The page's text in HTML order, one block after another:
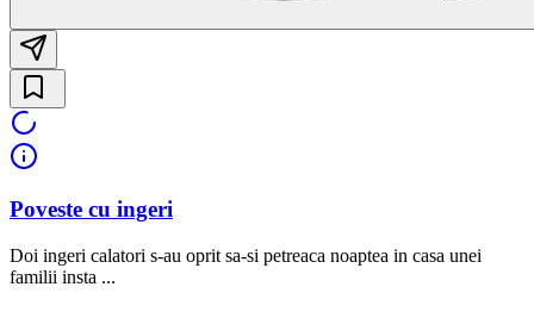
Poveste cu ingeri
Doi ingeri calatori s-au oprit sa-si petreaca noaptea in casa unei
familii insta ...